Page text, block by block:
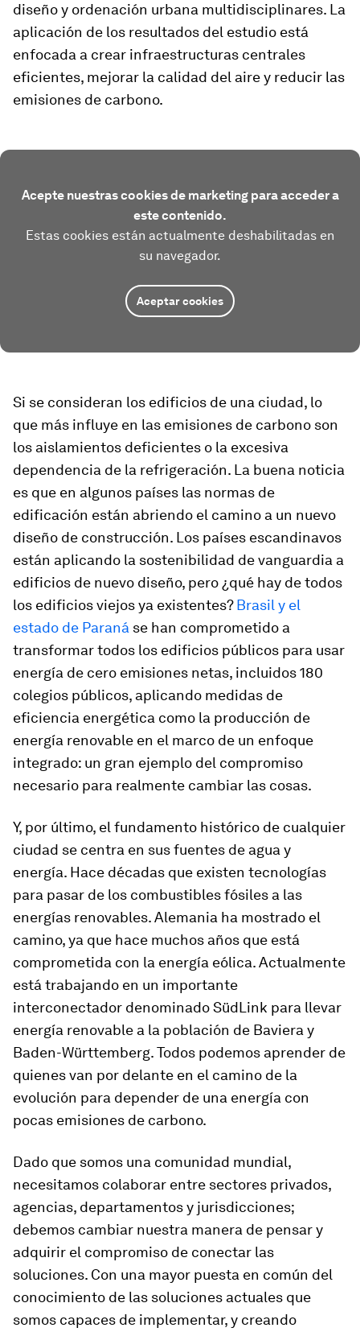
diseño y ordenación urbana multidisciplinares. La
aplicación de los resultados del estudio está
enfocada a crear infraestructuras centrales
eficientes, mejorar la calidad del aire y reducir las
emisiones de carbono.
Acepte nuestras cookies de marketing para acceder a
este contenido.
Estas cookies están actualmente deshabilitadas en
su navegador.
Aceptar cookies
Si se consideran los edificios de una ciudad, lo
que más influye en las emisiones de carbono son
los aislamientos deficientes o la excesiva
dependencia de la refrigeración. La buena noticia
es que en algunos países las normas de
edificación están abriendo el camino a un nuevo
diseño de construcción. Los países escandinavos
están aplicando la sostenibilidad de vanguardia a
edificios de nuevo diseño, pero ¿qué hay de todos
los edificios viejos ya existentes?Brasil y el
estado de Paraná se han comprometido a
transformar todos los edificios públicos para usar
energía de cero emisiones netas, incluidos 180
colegios públicos, aplicando medidas de
eficiencia energética como la producción de
energía renovable en el marco de un enfoque
integrado: un gran ejemplo del compromiso
necesario para realmente cambiar las cosas.
Y, por último, el fundamento histórico de cualquier
ciudad se centra en sus fuentes de agua y
energía. Hace décadas que existen tecnologías
para pasar de los combustibles fósiles a las
energías renovables. Alemania ha mostrado el
camino, ya que hace muchos años que está
comprometida con la energía eólica. Actualmente
está trabajando en un importante
interconectador denominado SüdLink para llevar
energía renovable a la población de Baviera y
Baden-Württemberg. Todos podemos aprender de
quienes van por delante en el camino de la
evolución para depender de una energía con
pocas emisiones de carbono.
Dado que somos una comunidad mundial,
necesitamos colaborar entre sectores privados,
agencias, departamentos y jurisdicciones;
debemos cambiar nuestra manera de pensar y
adquirir el compromiso de conectar las
soluciones. Con una mayor puesta en común del
conocimiento de las soluciones actuales que
somos capaces de implementar, y creando